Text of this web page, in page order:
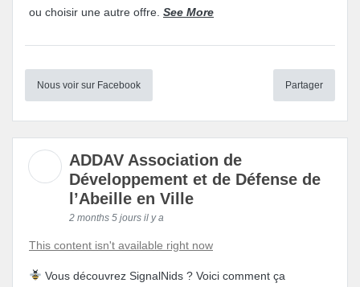
ou choisir une autre offre. See More
Nous voir sur Facebook Partager
ADDAV Association de
Développement et de Défense de
l’Abeille en Ville
2 months 5 jours il y a
This content isn't available right now
Vous découvrez SignalNids ? Voici comment ça